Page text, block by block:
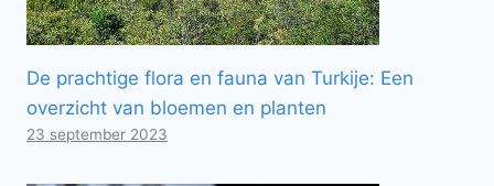
De prachtige flora en fauna van Turkije: Een
overzicht van bloemen en planten
23 september 2023